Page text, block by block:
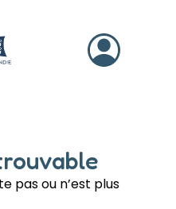
pas ou n’est plus